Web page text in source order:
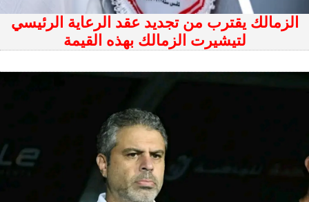
الزمالك يقترب من تجديد عقد الرعاية الرئيسي
لتيشيرت الزمالك بهذه القيمة